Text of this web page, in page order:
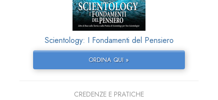
Scientology: I Fondamenti del Pensiero
ORDINA QUI »
CREDENZE E PRATICHE